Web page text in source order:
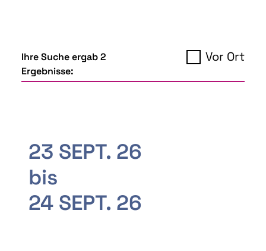
Ihre Suche ergab 2
Ergebnisse:
Vor Ort
23 SEPT. 26
bis
24 SEPT. 26